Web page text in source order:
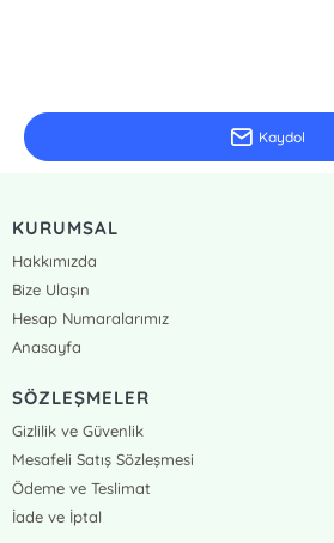
Kaydol
KURUMSAL
Hakkımızda
Bize Ulaşın
Hesap Numaralarımız
Anasayfa
SÖZLEŞMELER
Gizlilik ve Güvenlik
Mesafeli Satış Sözleşmesi
Ödeme ve Teslimat
İade ve İptal